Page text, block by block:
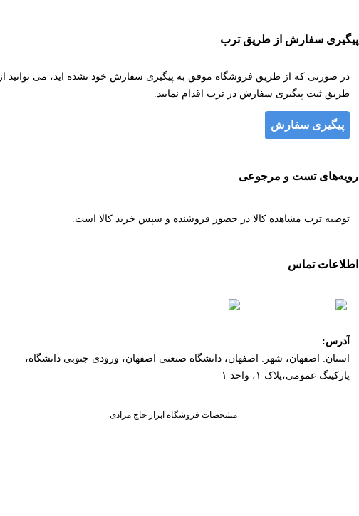
پیگیری سفارش از طریق ترب
در صورتی که از طریق فروشگاه موفق به پیگیری سفارش خود نشده اید، می توانید از
طریق ثبت پیگیری سفارش در ترب اقدام نمایید.
پیگیری سفارش
رویه‌های تست و مرجوعی
توصیه ترب مشاهده کالا در حضور فروشنده و سپس خرید کالا است.
اطلاعات تماس
آدرس:
استان: اصفهان، شهر: اصفهان، دانشگاه صنعتی اصفهان، ورودی جنوبی دانشگاه،
پارکینگ عمومی،پلاک ۱، واحد ۱
مشخصات فروشگاه ابزار حاج مرادی